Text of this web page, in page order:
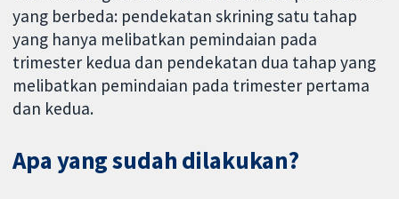
yang berbeda: pendekatan skrining satu tahap
yang hanya melibatkan pemindaian pada
trimester kedua dan pendekatan dua tahap yang
melibatkan pemindaian pada trimester pertama
dan kedua.
Apa yang sudah dilakukan?